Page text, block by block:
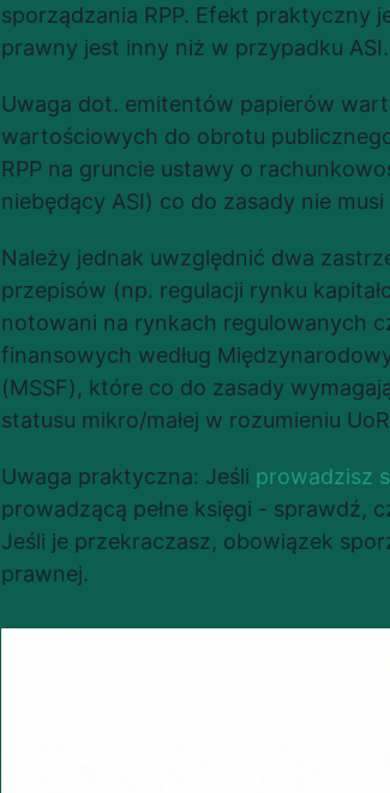
sporządzania RPP. Efekt praktyczny
prawny jest inny niż w przypadku ASI.
Uwaga dot. emitentów papierów
wartościowych do obrotu
RPP na gruncie ustawy o
niebędący ASI) co do zasady nie
Należy jednak uwzględnić dwa
przepisów (np. regulacji rynku
notowani na rynkach regulowanych
finansowych według
(MSSF), które co do zasady
statusu mikro/małej w rozumieniu
Uwaga praktyczna: Jeśli prowadzisz
prowadzącą pełne księgi - sprawdź,
Jeśli je przekraczasz, obowiązek
prawnej.